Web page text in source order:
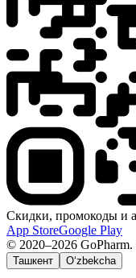
Скидки, промокоды и
App StoreGoogle Play
© 2020–2026
Ташкент O‘zbekcha